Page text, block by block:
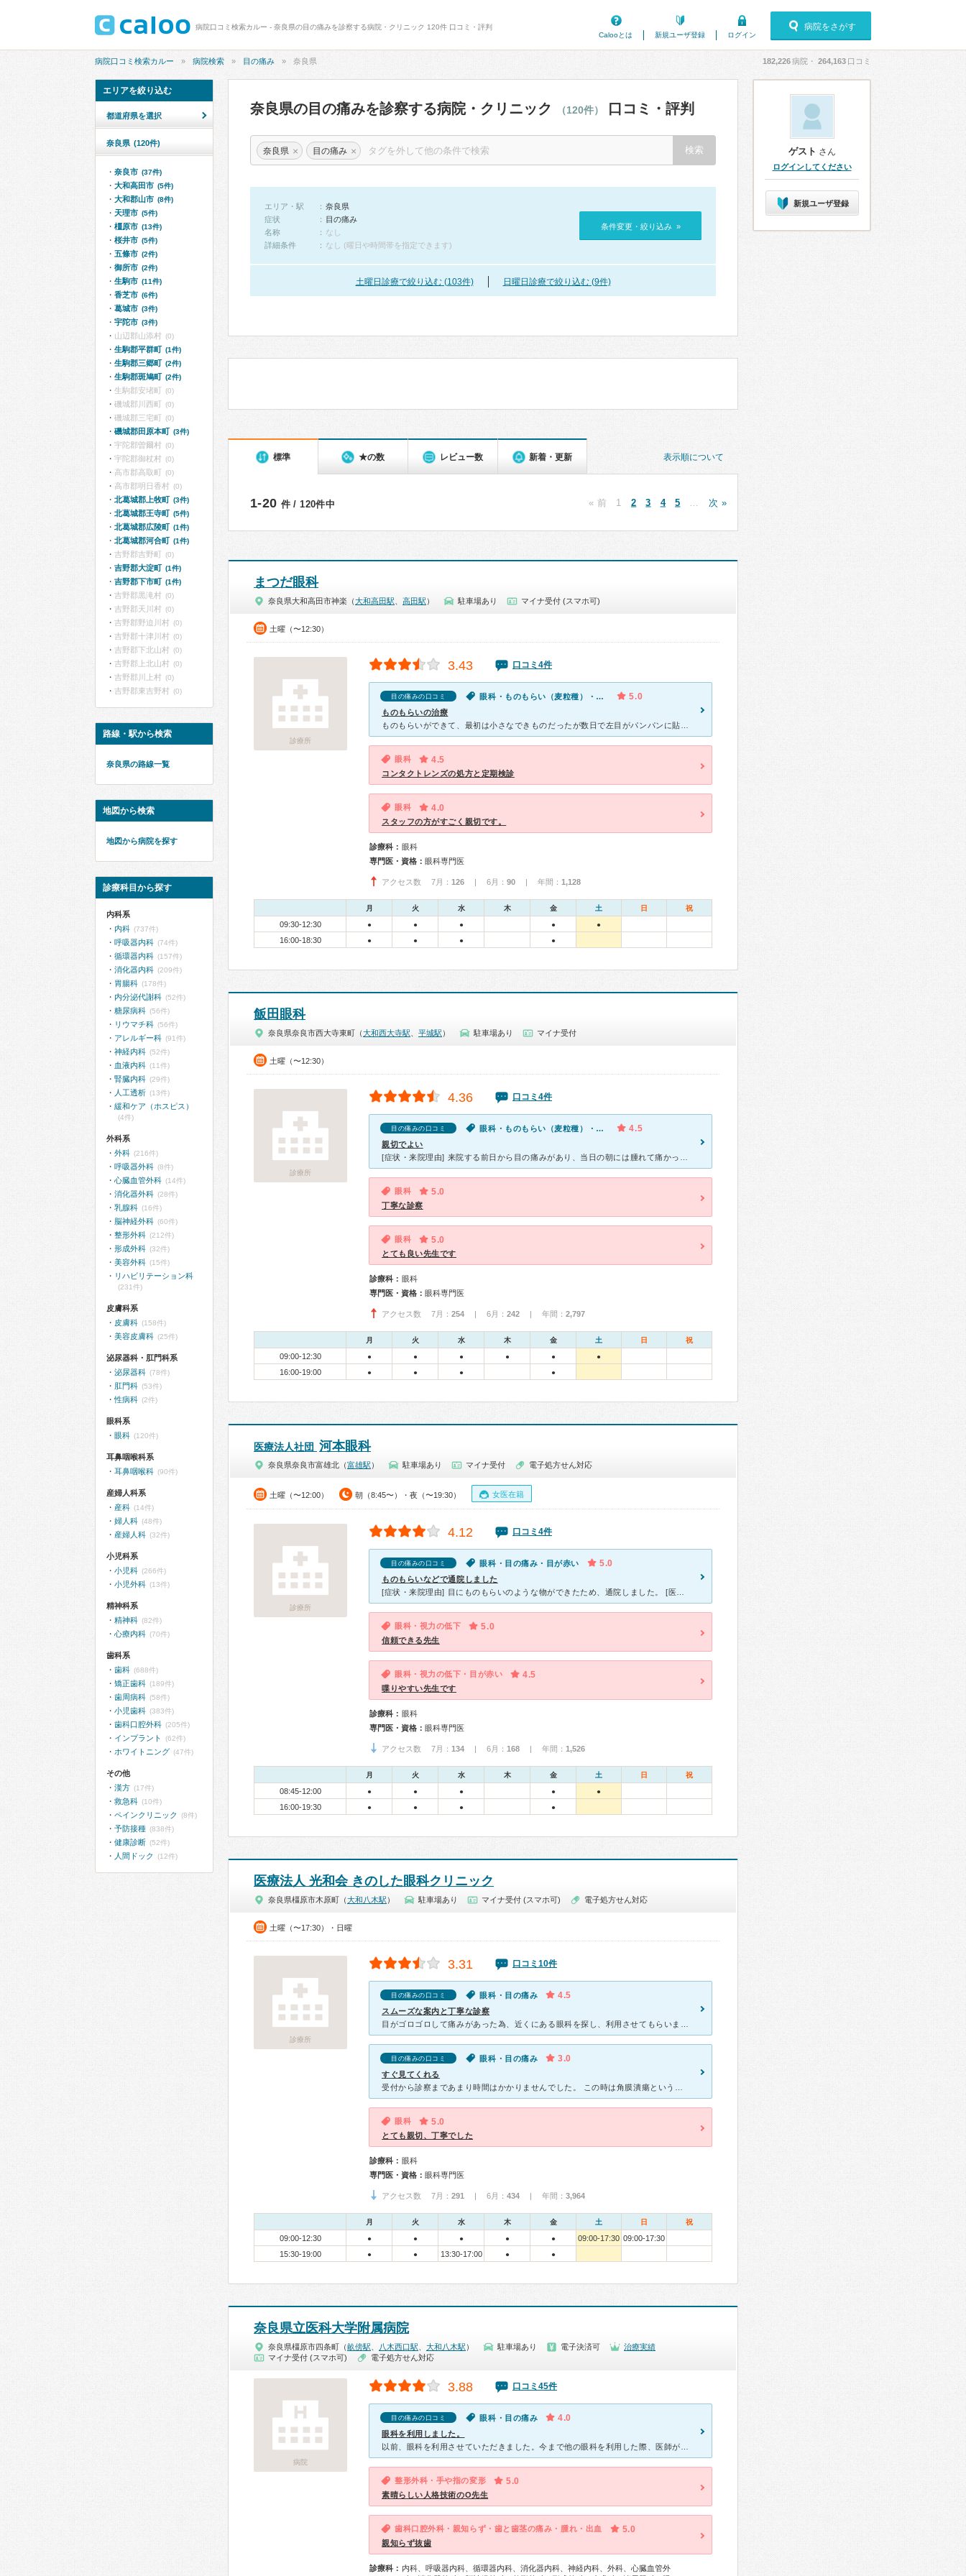
病院口コミ検索カルー - 奈良県の目の痛みを診察する病院・クリニック 120件 口コミ・評判
Calooとは
新規ユーザ登録 ログイン
病院をさがす
病院口コミ検索カルー 病院検索 目の痛み 奈良県 182,226病院・ 264,163 口コミ
奈良県の目の痛みを診察する病院・クリニック （120件） 口コミ・評判
奈良県 × 目の痛み ×
エリア・駅
奈良県
症状
目の痛み
名称
なし
詳細条件
なし (曜日や時間帯を指定できます)
条件変更・絞り込み »
土曜日診療で絞り込む (103件) 日曜日診療で絞り込む (9件)
表示順について
標準 ★の数 レビュー数 新着・更新
1-20 件 / 120件中 « 前 1 2 3 4 5 次 »
まつだ眼科
奈良県大和高田市神楽（大和高田駅 高田駅 ） 駐車場あり マイナ受付 (スマホ可)
土曜（〜12:30）
診療所
3.43 口コミ4件
目の痛みの口コミ 眼科・ものもらい（麦粒種）・目のかゆみ・目の痛み 5.0
ものもらいの治療
眼科 4.5
コンタクトレンズの処方と定期検診
眼科 4.0
スタッフの方がすごく親切です。
診療科： 眼科
専門医・資格： 眼科専門医
アクセス数 7月： 126 | 6月： 90 | 年間： 1,128
月 火 水 木 金 土 日 祝
09:30-12:30 ● ● ● ● ●
16:00-18:30 ● ● ● ●
飯田眼科
奈良県奈良市西大寺東町（大和西大寺駅 平城駅 ） 駐車場あり マイナ受付
土曜（〜12:30）
診療所
4.36 口コミ4件
目の痛みの口コミ 眼科・ものもらい（麦粒種）・目の痛み 4.5
親切でよい
眼科 5.0
丁寧な診察
眼科 5.0
とても良い先生です
診療科： 眼科
専門医・資格： 眼科専門医
アクセス数 7月： 254 | 6月： 242 | 年間： 2,797
月 火 水 木 金 土 日 祝
09:00-12:30 ● ● ● ● ● ●
16:00-19:00 ● ● ● ●
医療法人社団 河本眼科
奈良県奈良市富雄北（富雄駅 ） 駐車場あり マイナ受付 電子処方せん対応
土曜（〜12:00） 朝（8:45〜）・夜（〜19:30） 女医在籍
診療所
4.12 口コミ4件
目の痛みの口コミ 眼科・目の痛み・目が赤い 5.0
ものもらいなどで通院しました
眼科・視力の低下 5.0
信頼できる先生
眼科・視力の低下・目が赤い 4.5
喋りやすい先生です
診療科： 眼科
専門医・資格： 眼科専門医
アクセス数 7月： 134 | 6月： 168 | 年間： 1,526
月 火 水 木 金 土 日 祝
08:45-12:00 ● ● ● ● ●
16:00-19:30 ● ● ● ●
医療法人 光和会 きのした眼科クリニック
奈良県橿原市木原町（大和八木駅 ） 駐車場あり マイナ受付 (スマホ可) 電子処方せん対応
土曜（〜17:30）・日曜
診療所
3.31 口コミ10件
目の痛みの口コミ 眼科・目の痛み 4.5
スムーズな案内と丁寧な診察
目の痛みの口コミ 眼科・目の痛み 3.0
すぐ見てくれる
眼科 5.0
とても親切、丁寧でした
診療科： 眼科
専門医・資格： 眼科専門医
アクセス数 7月： 291 | 6月： 434 | 年間： 3,964
月 火 水 木 金 土 日 祝
09:00-12:30 ● ● ● ● ● 09:00-17:30 09:00-17:30
15:30-19:00
● ● 13:30-17:00 ● ●
奈良県立医科大学附属病院
奈良県橿原市四条町（畝傍駅 八木西口駅 大和八木駅 ） 駐車場あり 電子決済可
治療実績
マイナ受付 (スマホ可)
電子処方せん対応
病院
3.88 口コミ45件
目の痛みの口コミ 眼科・目の痛み 4.0
眼科を利用しました。
整形外科・手や指の変形 5.0
素晴らしい人格技術のO先生
歯科口腔外科・親知らず・歯と歯茎の痛み・腫れ・出血 5.0
親知らず抜歯
診療科： 内科、呼吸器内科、循環器内科、消化器内科、神経内科、外科、心臓血管外
エリアを絞り込む
都道府県を選択
奈良県 (120件)
奈良市 (37件)
大和高田市 (5件)
大和郡山市 (8件)
天理市 (5件)
橿原市 (13件)
桜井市 (5件)
五條市 (2件)
御所市 (2件)
生駒市 (11件)
香芝市 (6件)
葛城市 (3件)
宇陀市 (3件)
山辺郡山添村 (0)
生駒郡平群町 (1件)
生駒郡三郷町 (2件)
生駒郡斑鳩町 (2件)
生駒郡安堵町 (0)
磯城郡川西町 (0)
磯城郡三宅町 (0)
磯城郡田原本町 (3件)
宇陀郡曽爾村 (0)
宇陀郡御杖村 (0)
高市郡高取町 (0)
高市郡明日香村 (0)
北葛城郡上牧町 (3件)
北葛城郡王寺町 (5件)
北葛城郡広陵町 (1件)
北葛城郡河合町 (1件)
吉野郡吉野町 (0)
吉野郡大淀町 (1件)
吉野郡下市町 (1件)
吉野郡黒滝村 (0)
吉野郡天川村 (0)
吉野郡野迫川村 (0)
吉野郡十津川村 (0)
吉野郡下北山村 (0)
吉野郡上北山村 (0)
吉野郡川上村 (0)
吉野郡東吉野村 (0)
路線・駅から検索
奈良県の路線一覧
地図から検索
地図から病院を探す
診療科目から探す
内科系
内科 (737件)
呼吸器内科 (74件)
循環器内科 (157件)
消化器内科 (209件)
胃腸科 (178件)
内分泌代謝科 (52件)
糖尿病科 (56件)
リウマチ科 (56件)
アレルギー科 (91件)
神経内科 (52件)
血液内科 (11件)
腎臓内科 (29件)
人工透析 (13件)
緩和ケア（ホスピス）
(4件)
外科系
外科 (216件)
呼吸器外科 (8件)
心臓血管外科 (14件)
消化器外科 (28件)
乳腺科 (16件)
脳神経外科 (60件)
整形外科 (212件)
形成外科 (32件)
美容外科 (15件)
リハビリテーション科
(231件)
皮膚科系
皮膚科 (158件)
美容皮膚科 (25件)
泌尿器科・肛門科系
泌尿器科 (78件)
肛門科 (53件)
性病科 (2件)
眼科系
眼科 (120件)
耳鼻咽喉科系
耳鼻咽喉科 (90件)
産婦人科系
産科 (14件)
婦人科 (48件)
産婦人科 (32件)
小児科系
小児科 (266件)
小児外科 (13件)
精神科系
精神科 (82件)
心療内科 (70件)
歯科系
歯科 (688件)
矯正歯科 (189件)
歯周病科 (58件)
小児歯科 (383件)
歯科口腔外科 (205件)
インプラント (62件)
ホワイトニング (47件)
その他
漢方 (17件)
救急科 (10件)
ペインクリニック (8件)
予防接種 (838件)
健康診断 (52件)
人間ドック (12件)
ゲスト さん
ログインしてください
新規ユーザ登録